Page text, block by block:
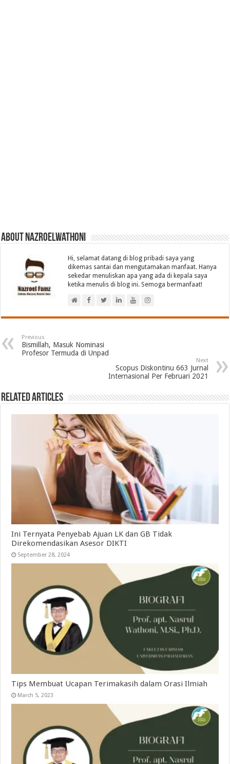
About nazroelwathoni
Hi, selamat datang di blog pribadi saya yang
dikemas santai dan mengutamakan manfaat. Hanya
sekedar menuliskan apa yang ada di kepala saya
ketika menulis di blog ini. Semoga bermanfaat!
Previous
Bismillah, Masuk Nominasi
Profesor Termuda di Unpad
Next
Scopus Diskontinu 663 Jurnal
Internasional Per Februari 2021
Related Articles
Ini Ternyata Penyebab Ajuan LK dan GB Tidak
Direkomendasikan Asesor DIKTI
September 28, 2024
Tips Membuat Ucapan Terimakasih dalam Orasi Ilmiah
March 5, 2023